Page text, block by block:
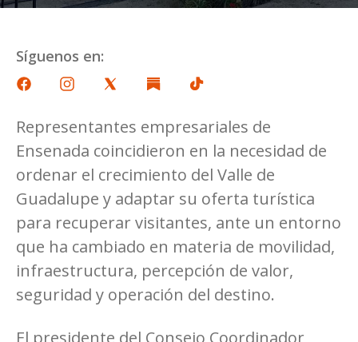
Síguenos en:
Representantes empresariales de
Ensenada coincidieron en la necesidad de
ordenar el crecimiento del Valle de
Guadalupe y adaptar su oferta turística
para recuperar visitantes, ante un entorno
que ha cambiado en materia de movilidad,
infraestructura, percepción de valor,
seguridad y operación del destino.
El presidente del Consejo Coordinador